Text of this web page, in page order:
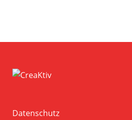
Datenschutz